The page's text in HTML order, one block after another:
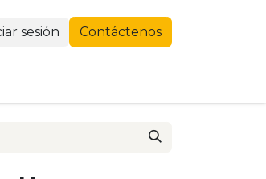
sesión Contáctenos